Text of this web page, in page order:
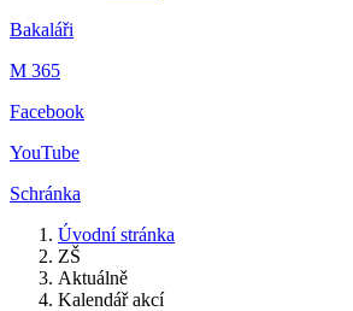
Bakaláři
M 365
Facebook
YouTube
Schránka
Úvodní stránka
ZŠ
Aktuálně
Kalendář akcí